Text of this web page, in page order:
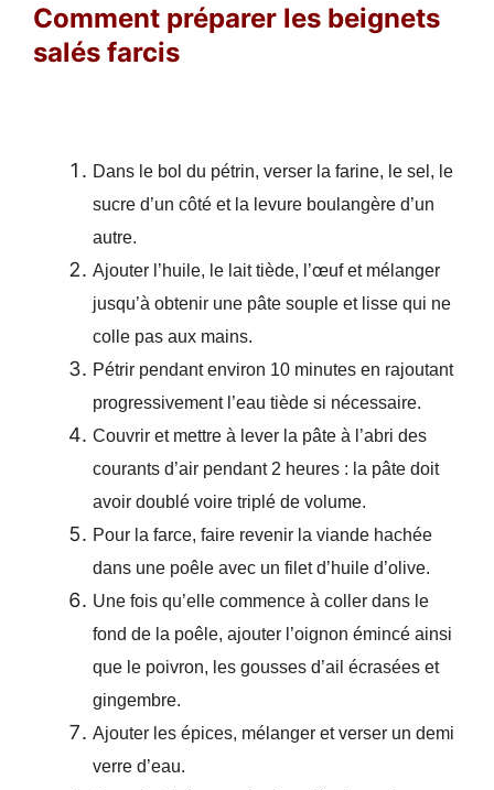
Comment préparer les beignets
salés farcis
Dans le bol du pétrin, verser la farine, le sel, le
sucre d’un côté et la levure boulangère d’un
autre.
Ajouter l’huile, le lait tiède, l’œuf et mélanger
jusqu’à obtenir une pâte souple et lisse qui ne
colle pas aux mains.
Pétrir pendant environ 10 minutes en rajoutant
progressivement l’eau tiède si nécessaire.
Couvrir et mettre à lever la pâte à l’abri des
courants d’air pendant 2 heures : la pâte doit
avoir doublé voire triplé de volume.
Pour la farce, faire revenir la viande hachée
dans une poêle avec un filet d’huile d’olive.
Une fois qu’elle commence à coller dans le
fond de la poêle, ajouter l’oignon émincé ainsi
que le poivron, les gousses d’ail écrasées et
gingembre.
Ajouter les épices, mélanger et verser un demi
verre d’eau.